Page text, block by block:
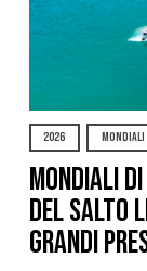
2026
Mondiali
del Salto
grandi